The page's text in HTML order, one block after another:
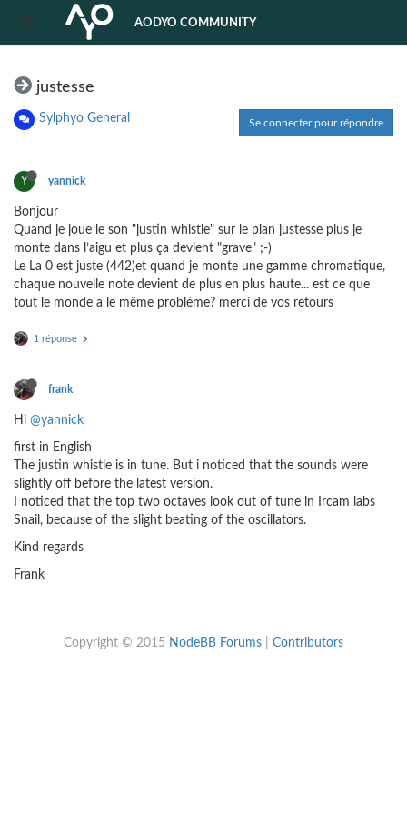
AODYO COMMUNITY
justesse
Sylphyo General Se connecter pour répondre
Y yannick
Bonjour
Quand je joue le son "justin whistle" sur le plan justesse plus je
monte dans l’aigu et plus ça devient "grave" ;-)
Le La 0 est juste (442)et quand je monte une gamme chromatique,
chaque nouvelle note devient de plus en plus haute... est ce que
tout le monde a le même problème? merci de vos retours
1 réponse
frank
Hi @yannick
first in English
The justin whistle is in tune. But i noticed that the sounds were
slightly off before the latest version.
I noticed that the top two octaves look out of tune in Ircam labs
Snail, because of the slight beating of the oscillators.
Kind regards
Frank
Copyright © 2015 NodeBB Forums Contributors